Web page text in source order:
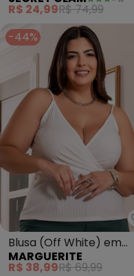
R$ 24,99R$ 74,99
-44%
Blusa (Off White) em
Malha Texturizada
MARGUERITE
R$ 38,99R$ 69,99